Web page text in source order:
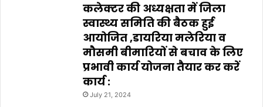
कलेक्टर की अध्यक्षता में जिला
स्वास्थ्य समिति की बैठक हुई
आयोजित ,डायरिया मलेरिया व
मौसमी बीमारियों से बचाव के लिए
प्रभावी कार्य योजना तैयार कर करें
कार्य :
July 21, 2024